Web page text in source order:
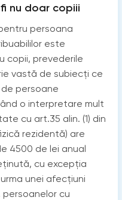
nu doar copiii
persoana
este
copii, prevederile
vastă de subiecți ce
persoane
o interpretare mult
cu art.35 alin. (1) din
rezidentă) are
4500 de lei anual
cu excepția
unei afecțiuni
cu